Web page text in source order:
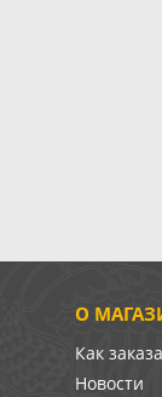
О
Как
Новости